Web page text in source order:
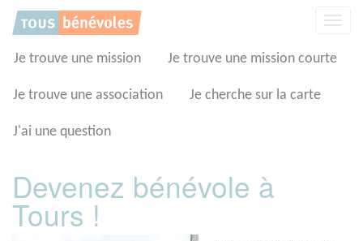
Je trouve une mission Je trouve une mission courte
Je trouve une association Je cherche sur la carte
J'ai une question
Devenez bénévole à
Tours !
Panneau de gestion des cookies